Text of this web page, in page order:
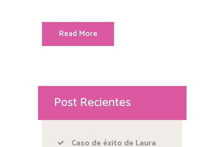
Read More
Post Recientes
Caso de éxito de Laura